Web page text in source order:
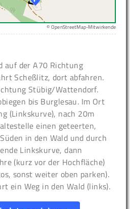
© OpenStreetMap-Mitwirkende
auf der A70 Richtung
Scheßlitz, dort abfahren.
Stübig/Wattendorf.
bis Burglesau. Im Ort
(Linkskurve), nach 20m
einen geteerten,
in den Wald und durch
Linkskurve, dann
(kurz vor der Hochfläche)
sonst weiter oben parken).
ein Weg in den Wald (links).